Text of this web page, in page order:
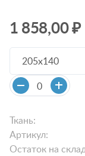
1 858,00 ₽
205х140
Ткань:
Артикул:
Остаток на